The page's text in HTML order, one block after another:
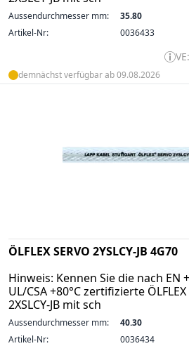
Aussendurchmesser mm:
35.80
Artikel-Nr:
0036433
demnächst verfügbar ab 09.08.2026
ÖLFLEX SERVO 2YSLCY-JB 4G70
Hinweis: Kennen Sie die nach EN
UL/CSA +80°C zertifizierte ÖLFLEX
2XSLCY-JB mit sch
Aussendurchmesser mm:
40.30
Artikel-Nr:
0036434